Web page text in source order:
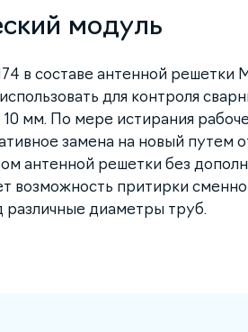
модуль
в составе антенной решетки
для контроля
мм. По мере истирания
замена на новый путем
антенной решетки без
возможность притирки
различные диаметры труб.